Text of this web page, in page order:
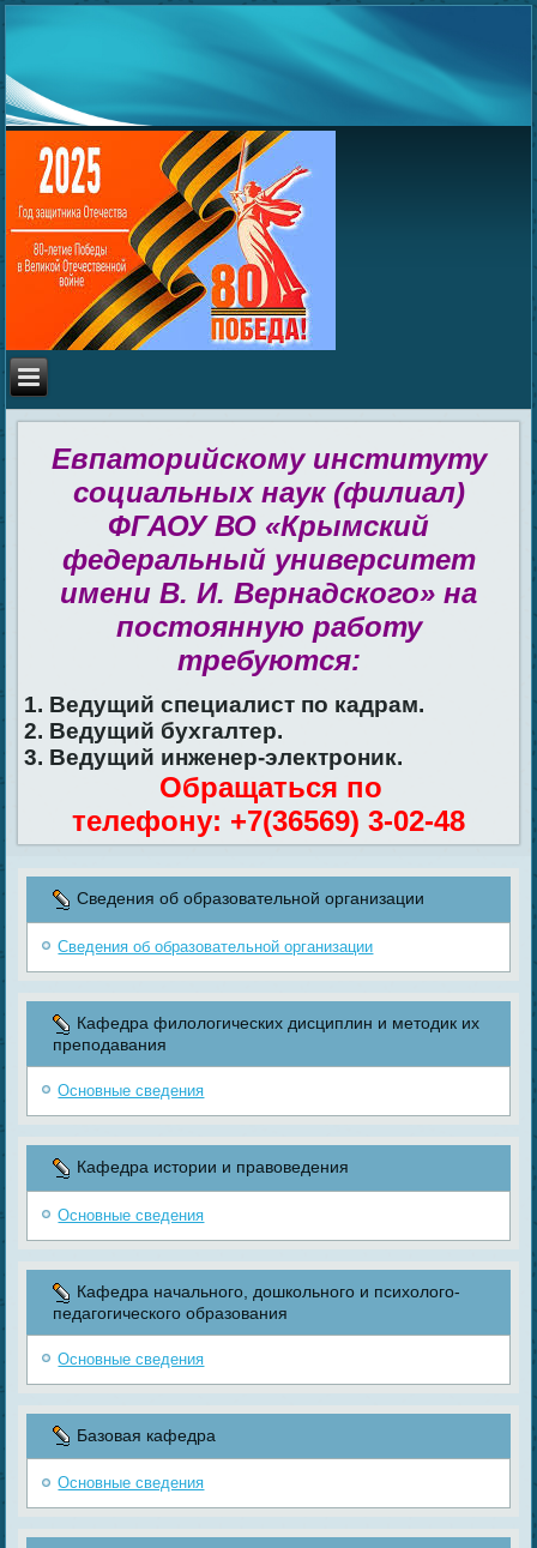
Евпаторийскому институту
социальных наук (филиал)
ФГАОУ ВО «Крымский
федеральный университет
имени В. И. Вернадского» на
постоянную работу
требуются:
1. Ведущий специалист по кадрам.
2. Ведущий бухгалтер.
3. Ведущий инженер-электроник.
Обращаться по
телефону: +7(36569) 3-02-48
Сведения об образовательной организации
Сведения об образовательной организации
Кафедра филологических дисциплин и методик их
преподавания
Основные сведения
Кафедра истории и правоведения
Основные сведения
Кафедра начального, дошкольного и психолого-
педагогического образования
Основные сведения
Базовая кафедра
Основные сведения